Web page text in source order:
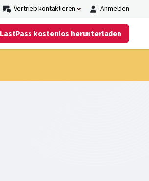
Vertrieb kontaktieren Anmelden
LastPass kostenlos herunterladen